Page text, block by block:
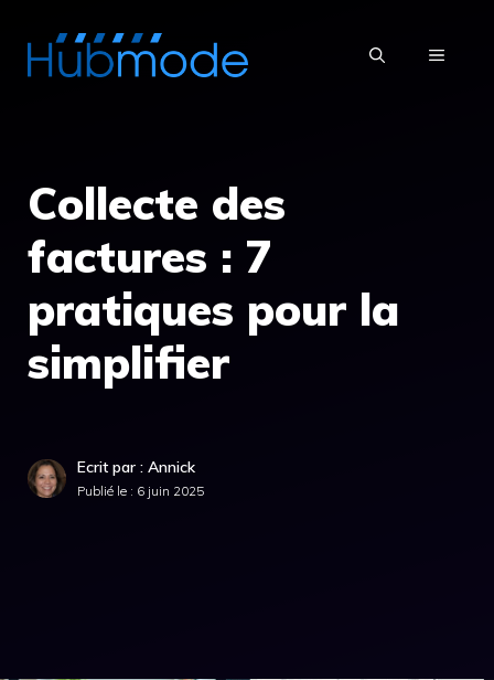
MENU
Collecte des
factures : 7
pratiques pour la
simplifier
Ecrit par : Annick
Publié le : 6 juin 2025